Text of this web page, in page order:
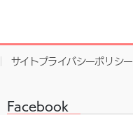
サイトプライバシーポリシー
Facebook